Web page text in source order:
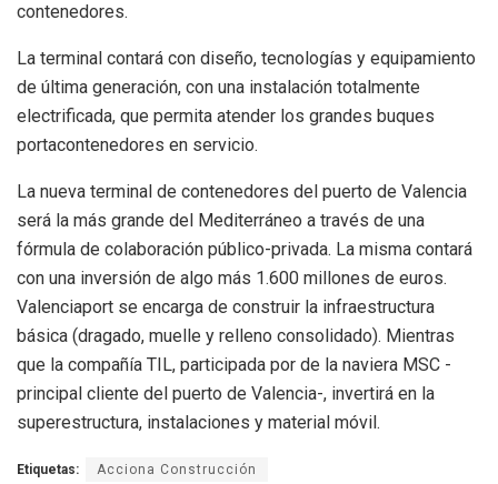
contenedores.
La terminal contará con diseño, tecnologías y equipamiento
de última generación, con una instalación totalmente
electrificada, que permita atender los grandes buques
portacontenedores en servicio.
La nueva terminal de contenedores del puerto de Valencia
será la más grande del Mediterráneo a través de una
fórmula de colaboración público-privada. La misma contará
con una inversión de algo más 1.600 millones de euros.
Valenciaport se encarga de construir la infraestructura
básica (dragado, muelle y relleno consolidado). Mientras
que la compañía TIL, participada por de la naviera MSC -
principal cliente del puerto de Valencia-, invertirá en la
superestructura, instalaciones y material móvil.
Etiquetas: Acciona Construcción